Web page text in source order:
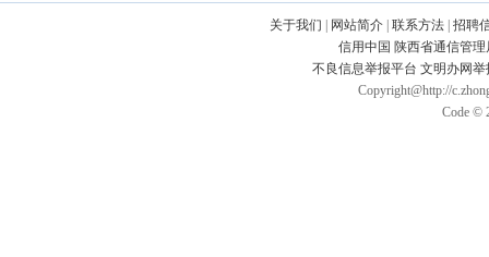
关于我们 网站简介 联系方法 招聘
信用中国 陕西省通信管理
不良信息举报平台 文明办网
Copyright@http://
Code ©